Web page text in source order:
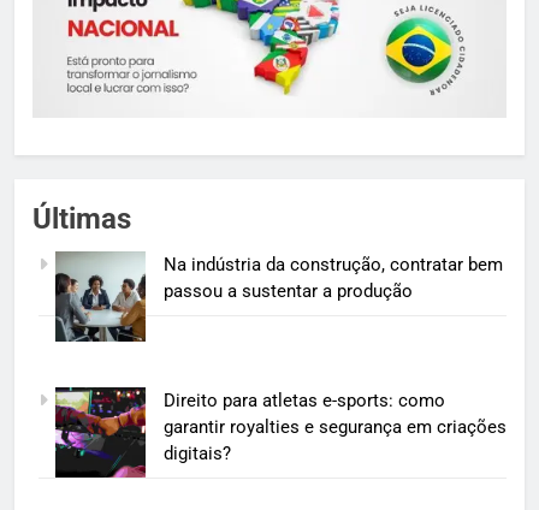
Últimas
Na indústria da construção, contratar bem
passou a sustentar a produção
Direito para atletas e-sports: como
garantir royalties e segurança em criações
digitais?